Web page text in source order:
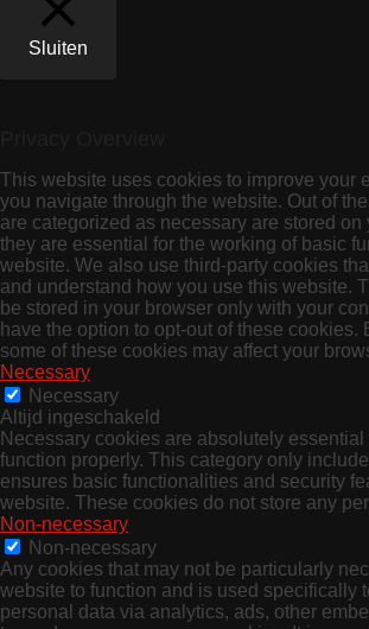
Sluiten
This website uses cookies to improve your
you navigate through the website. Out of
are categorized as necessary are stored on
they are essential for the working of basic
website. We also use third-party cookies
and understand how you use this website.
be stored in your browser only with your
have the option to opt-out of these cookies.
some of these cookies may affect your
Necessary
Necessary
Altijd ingeschakeld
Necessary cookies are absolutely essential
function properly. This category only
ensures basic functionalities and security
website. These cookies do not store any
Non-necessary
Non-necessary
Any cookies that may not be particularly
website to function and is used specifically
personal data via analytics, ads, other